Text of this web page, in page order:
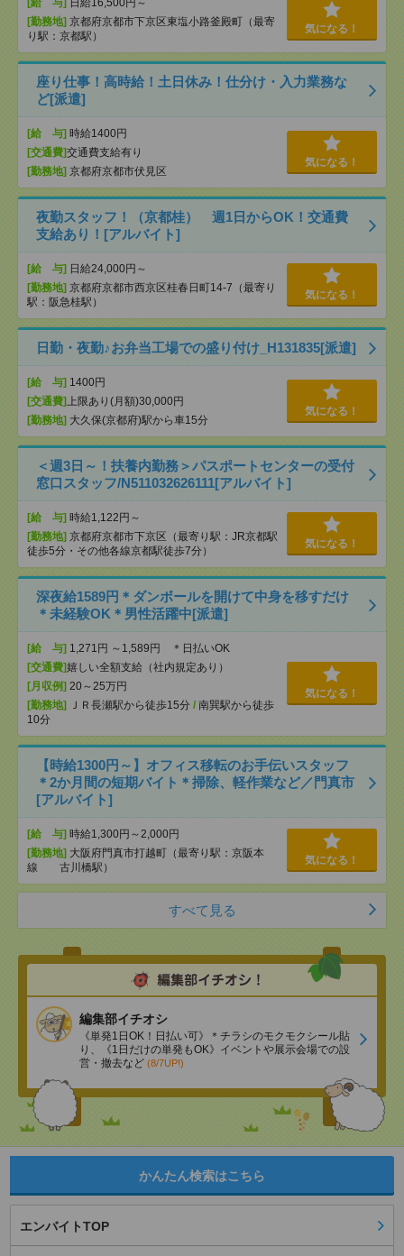
[給 与] 日給16,500円～
[勤務地] 京都府京都市下京区東塩小路釜殿町（最寄
り駅：京都駅）
気になる！
座り仕事！高時給！土日休み！仕分け・入力業務な
ど[派遣]
[給 与] 時給1400円
[交通費]交通費支給有り
[勤務地] 京都府京都市伏見区
気になる！
夜勤スタッフ！（京都桂） 週1日からOK！交通費
支給あり！[アルバイト]
[給 与] 日給24,000円～
[勤務地] 京都府京都市西京区桂春日町14-7（最寄り
駅：阪急桂駅）
気になる！
日勤・夜勤♪お弁当工場での盛り付け_H131835[派遣]
[給 与] 1400円
[交通費] 上限あり(月額)30,000円
[勤務地] 大久保(京都府)駅から車15分
気になる！
＜週3日～！扶養内勤務＞パスポートセンターの受付
窓口スタッフ/N511032626111[アルバイト]
[給 与] 時給1,122円～
[勤務地] 京都府京都市下京区（最寄り駅：JR京都駅
徒歩5分・その他各線京都駅徒歩7分）
気になる！
深夜給1589円＊ダンボールを開けて中身を移すだけ
＊未経験OK＊男性活躍中[派遣]
[給 与] 1,271円 ～1,589円 ＊日払いOK
[交通費]嬉しい全額支給（社内規定あり）
[月収例] 20～25万円
[勤務地]
ＪＲ長瀬駅から徒歩15分 / 南巽駅から徒歩
10分
気になる！
【時給1300円～】オフィス移転のお手伝いスタッフ
＊2か月間の短期バイト＊掃除、軽作業など／門真市
[アルバイト]
[給 与] 時給1,300円～2,000円
[勤務地] 大阪府門真市打越町（最寄り駅：京阪本
線 古川橋駅）
気になる！
すべて見る
編集部イチオシ
《単発1日OK！日払い可》＊チラシのモクモクシール貼
り、《1日だけの単発もOK》イベントや展示会場での設
営・撤去など (8/7UP!)
かんたん検索はこちら
エンバイトTOP